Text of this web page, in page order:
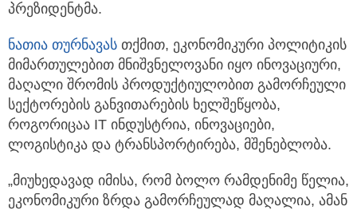
პრეზიდენტმა.
ნათია თურნავას თქმით, ეკონომიკური პოლიტიკის
მიმართულებით მნიშვნელოვანი იყო ინოვაციური,
მაღალი შრომის პროდუქტიულობით გამორჩეული
სექტორების განვითარების ხელშეწყობა,
როგორიცაა IT ინდუსტრია, ინოვაციები,
ლოგისტიკა და ტრანსპორტირება, მშენებლობა.
„მიუხედავად იმისა, რომ ბოლო რამდენიმე წელია,
ეკონომიკური ზრდა გამორჩეულად მაღალია, ამან